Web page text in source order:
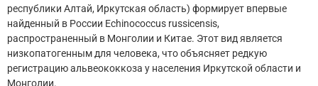
республики Алтай, Иркутская область) формирует впервые
найденный в России Echinococcus russicensis,
распространенный в Монголии и Китае. Этот вид является
низкопатогенным для человека, что объясняет редкую
регистрацию альвеококкоза у населения Иркутской области и
Монголии.